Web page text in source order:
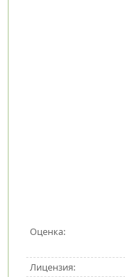
Оценка:
Лицензия: